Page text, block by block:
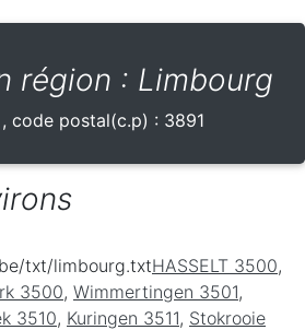
région : Limbourg
, code postal(c.p) : 3891
txt/limbourg.txtHASSELT 3500,
3500, Wimmertingen 3501,
3510, Kuringen 3511, Stokrooie